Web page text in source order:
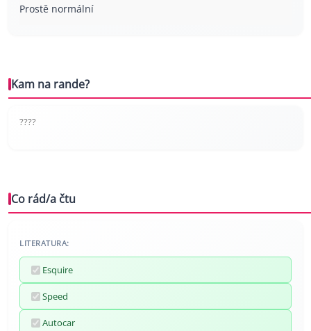
Prostě normální
Kam na rande?
????
Co rád/a čtu
LITERATURA:
Esquire
Speed
Autocar